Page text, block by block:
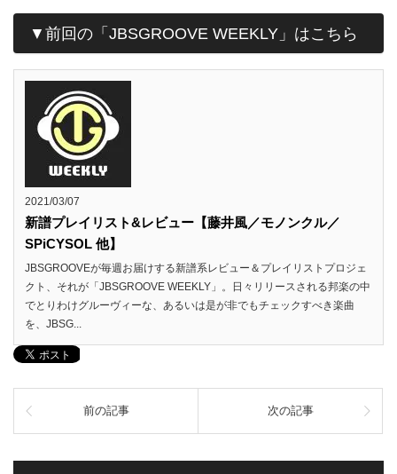
▼前回の「JBSGROOVE WEEKLY」はこちら
2021/03/07
新譜プレイリスト&レビュー【藤井風／モノンクル／
SPiCYSOL 他】
JBSGROOVEが毎週お届けする新譜系レビュー＆プレイリストプロジェ
クト、それが「JBSGROOVE WEEKLY」。日々リリースされる邦楽の中
でとりわけグルーヴィーな、あるいは是が非でもチェックすべき楽曲
を、JBSG...
前の記事 次の記事